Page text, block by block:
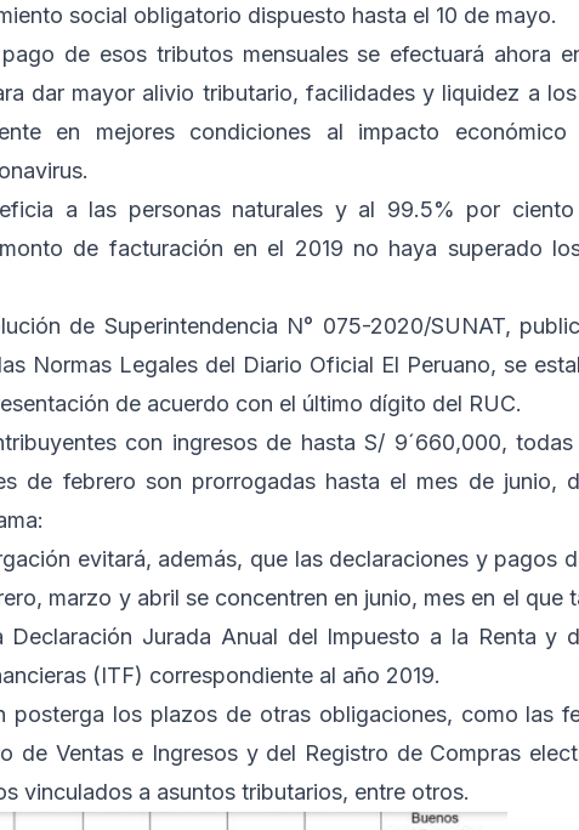
social obligatorio dispuesto hasta el 10 de mayo.
de esos tributos mensuales se efectuará ahora
dar mayor alivio tributario, facilidades y liquidez a
en mejores condiciones al impacto
a las personas naturales y al 99.5% por
de facturación en el 2019 no haya superado
de Superintendencia N° 075-2020/SUNAT,
Normas Legales del Diario Oficial El Peruano, se
de acuerdo con el último dígito del RUC.
con ingresos de hasta S/ 9´660,000,
de febrero son prorrogadas hasta el mes de junio,
evitará, además, que las declaraciones y pagos
marzo y abril se concentren en junio, mes en el que
Declaración Jurada Anual del Impuesto a la Renta y
(ITF) correspondiente al año 2019.
posterga los plazos de otras obligaciones, como las
de Ventas e Ingresos y del Registro de Compras
vinculados a asuntos tributarios, entre otros.